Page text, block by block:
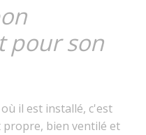
pour son
il est installé, c'est
propre, bien ventilé et